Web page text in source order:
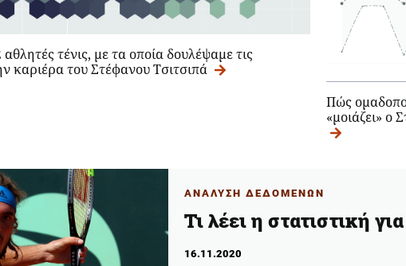
τένις, με τα οποία δουλέψαμε τις
καριέρα του Στέφανου Τσιτσιπά
Πώς
«μοιάζει» ο
ΑΝΑΛΥΣΗ ΔΕΔΟΜΕΝΩΝ
Τι λέει η στατιστική
16.11.2020